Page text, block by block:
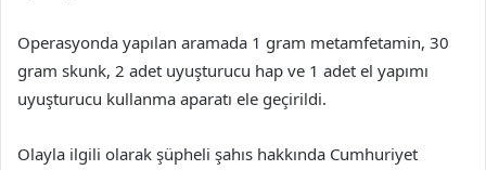
Operasyonda yapılan aramada 1 gram metamfetamin, 30
gram skunk, 2 adet uyuşturucu hap ve 1 adet el yapımı
uyuşturucu kullanma aparatı ele geçirildi.
Olayla ilgili olarak şüpheli şahıs hakkında Cumhuriyet